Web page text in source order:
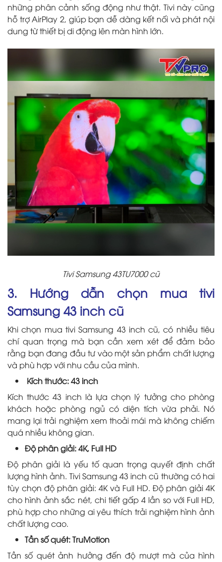
những phân cảnh sống động như thật. Tivi này cũng
hỗ trợ AirPlay 2, giúp bạn dễ dàng kết nối và phát nội
dung từ thiết bị di động lên màn hình lớn.
Tivi Samsung 43TU7000 cũ
3. Hướng dẫn chọn mua tivi
Samsung 43 inch cũ
Khi chọn mua tivi Samsung 43 inch cũ, có nhiều tiêu
chí quan trọng mà bạn cần xem xét để đảm bảo
rằng bạn đang đầu tư vào một sản phẩm chất lượng
và phù hợp với nhu cầu của mình.
Kích thước: 43 inch
Kích thước 43 inch là lựa chọn lý tưởng cho phòng
khách hoặc phòng ngủ có diện tích vừa phải. Nó
mang lại trải nghiệm xem thoải mái mà không chiếm
quá nhiều không gian.
Độ phân giải: 4K, Full HD
Độ phân giải là yếu tố quan trọng quyết định chất
lượng hình ảnh. Tivi Samsung 43 inch cũ thường có hai
tùy chọn độ phân giải: 4K và Full HD. Độ phân giải 4K
cho hình ảnh sắc nét, chi tiết gấp 4 lần so với Full HD,
phù hợp cho những ai yêu thích trải nghiệm hình ảnh
chất lượng cao.
Tần số quét: TruMotion
Tần số quét ảnh hưởng đến độ mượt mà của hình